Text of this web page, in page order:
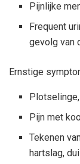
Pijnlijke
Frequent
gevolg van
Ernstige
Pijn met
Tekenen
hartslag,